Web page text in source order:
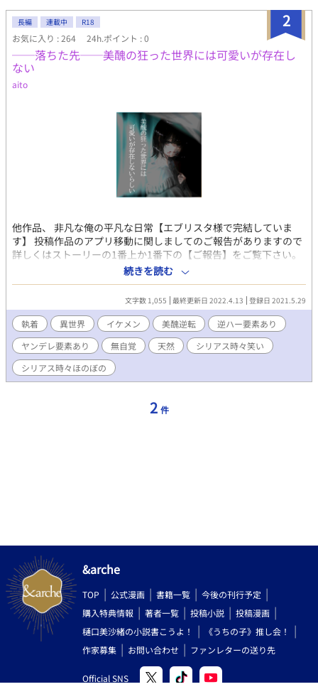
ヤホヤされる世界を目指す！ ※頭の悪いギャグ・ソシャゲあるあ
ると・メタネタ多めです。 ※逆ハー要素もありますがカップリン
グは固定です。 ※R18は最後にあります。 ※愛され→嫌われ→愛
されの要素がちょっとだけ入ります。 ※表紙の背景は祭屋暦様よ
りお借りしております。
https://www.pixiv.net/artworks/54224680
2
長編 連載中 R18
お気に入り : 264 24h.ポイント : 0
──落ちた先──美醜の狂った世界には可愛いが存在し
ない
aito
他作品、 非凡な俺の平凡な日常【エブリスタ様で完結していま
す】 投稿作品のアプリ移動に関しましてのご報告がありますので
詳しくはストーリーの1番上か1番下の【ご報告】をご覧下さい。
R18は一応保険 □魔族×主人公 ((※魔王じゃないです。あえてた
だの（？）魔族なのです。 イケメンが不細工で、不細工がイケメ
ンで……？ 凹凸の少ない日本人の平凡顔が麗しの美男で、更に幼
さと可愛さが追加されれば傾国の美少年？ 美醜逆転が滅茶苦茶の
世界で可愛いが絶滅？ 現世で素朴に可愛いかった少年が、異世界
に落ちるとまさかの絶世の美少年扱い… シリアス臭を香らせなが
らまったり行きます。 ──────────── ※ややこいので
簡単に····· 【美しさ順で言うと】 “可愛い→平凡→不細工→イ
ケメン” 【色の順で言うと】 “黒→濃い色→鮮やかな色→明るい色
ですが、白自体が蔑まれている訳では無いです。その色を人族ま
たは魔族が持って産まれてくることが問題、としています。まぁ
続きを読む
文字数 1,055 最終更新日 2022.4.13 登録日 2021.5.29
執着 異世界 イケメン 美醜逆転
逆ハー要素あり
ヤンデレ要素あり
無自覚 天然
シリアス時々笑い
シリアス時々ほのぼの
2 件
&arche
TOP 公式漫画 書籍一覧
今後の刊行予定
購入特典情報
著者一覧 投稿小説
投稿漫画
樋口美沙緒の小説書こうよ！
《うちの子》推し会！
作家募集
お問い合わせ ファンレターの送り先
Official SNS